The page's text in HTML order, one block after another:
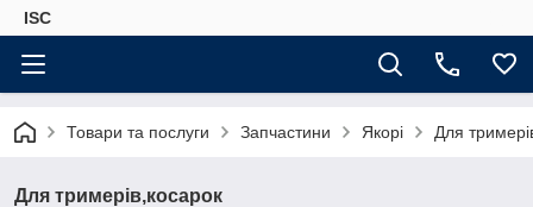
ISC
Товари та послуги Запчастини Якорі Для
Для тримерів,косарок